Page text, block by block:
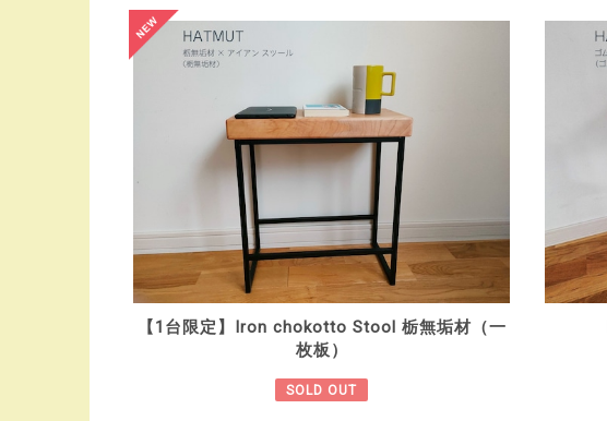
【1台限定】Iron chokotto Stool 栃無垢材（一
枚板）
SOLD OUT